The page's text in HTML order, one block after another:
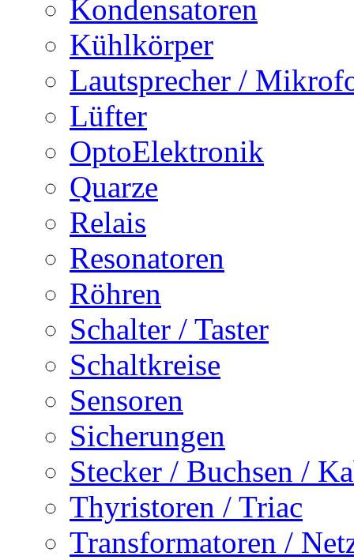
Kondensatoren
Kühlkörper
Lautsprecher /
Lüfter
OptoElektronik
Quarze
Relais
Resonatoren
Röhren
Schalter / Taster
Schaltkreise
Sensoren
Sicherungen
Stecker / Buchsen /
Thyristoren / Triac
Transformatoren /